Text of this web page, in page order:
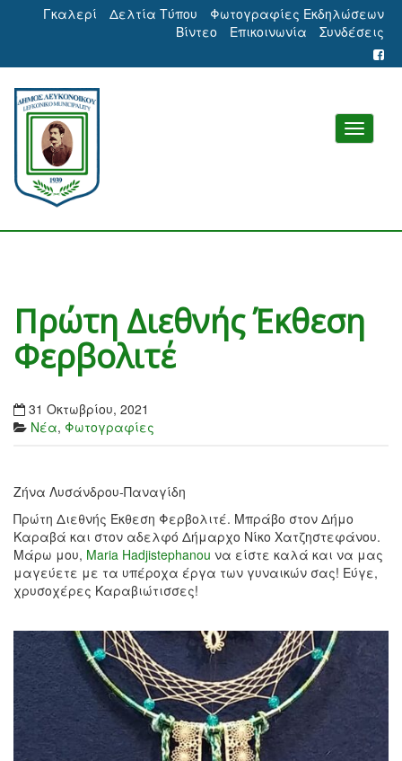
Γκαλερί Δελτία Τύπου
Φωτογραφίες Εκδηλώσεων
Βίντεο
Επικοινωνία Συνδέσεις
Πρώτη Διεθνής Έκθεση
Φερβολιτέ
31 Οκτωβρίου, 2021
Νέα, Φωτογραφίες
Ζήνα Λυσάνδρου-Παναγίδη
Πρώτη Διεθνής Έκθεση Φερβολιτέ. Μπράβο στον Δήμο
Καραβά και στον αδελφό Δήμαρχο Νίκο Χατζηστεφάνου.
Μάρω μου, Maria Hadjistephanou να είστε καλά και να μας
μαγεύετε με τα υπέροχα έργα των γυναικών σας! Εύγε,
χρυσοχέρες Καραβιώτισσες!